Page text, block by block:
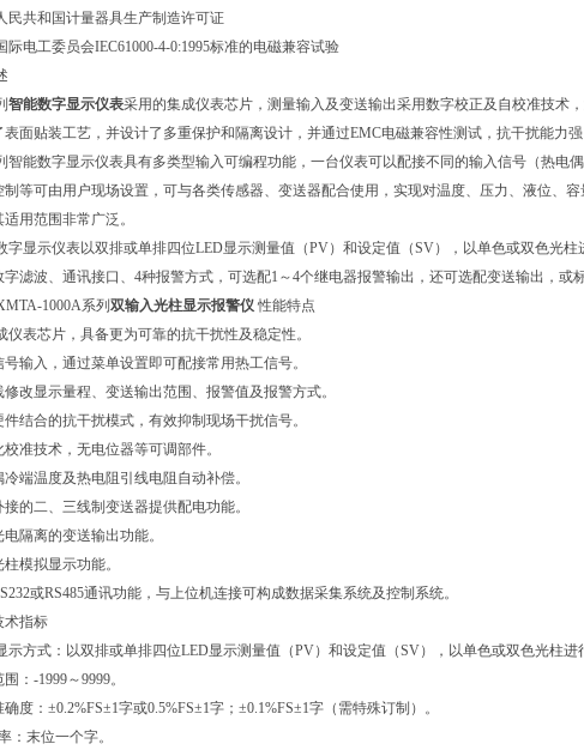
民共和国计量器具生产制造许可证
际电工委员会IEC61000-4-0:1995标准的电磁兼容试验
智能数字显示仪表采用的集成仪表芯片，测量输入及变送输出采用数字校正及自校准技术
表面贴装工艺，并设计了多重保护和隔离设计，并通过EMC电磁兼容性测试，抗干扰能力
智能数字显示仪表具有多类型输入可编程功能，一台仪表可以配接不同的输入信号（热电
制等可由用户现场设置，可与各类传感器、变送器配合使用，实现对温度、压力、液位、
用范围非常广泛。
字显示仪表以双排或单排四位LED显示测量值（PV）和设定值（SV），以单色或双色光
字滤波、通讯接口、4种报警方式，可选配1～4个继电器报警输出，还可选配变送输出，或
1000A系列 双输入光柱显示报警仪性能特点
仪表芯片，具备更为可靠的抗干扰性及稳定性。
号输入，通过菜单设置即可配接常用热工信号。
修改显示量程、变送输出范围、报警值及报警方式。
件结合的抗干扰模式，有效抑制现场干扰信号。
校准技术，无电位器等可调部件。
冷端温度及热电阻引线电阻自动补偿。
接的二、三线制变送器提供配电功能。
隔离的变送输出功能。
模拟显示功能。
或RS485通讯功能，与上位机连接可构成数据采集系统及控制系统。
、技术指标
示方式：以双排或单排四位LED显示测量值（PV）和设定值（SV），以单色或双色光柱进
：-1999～9999。
度：±0.2%FS±1字或0.5%FS±1字；±0.1%FS±1字（需特殊订制）。
：末位一个字。